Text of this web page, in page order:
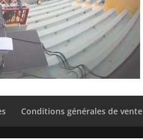
Conditions générales de vente